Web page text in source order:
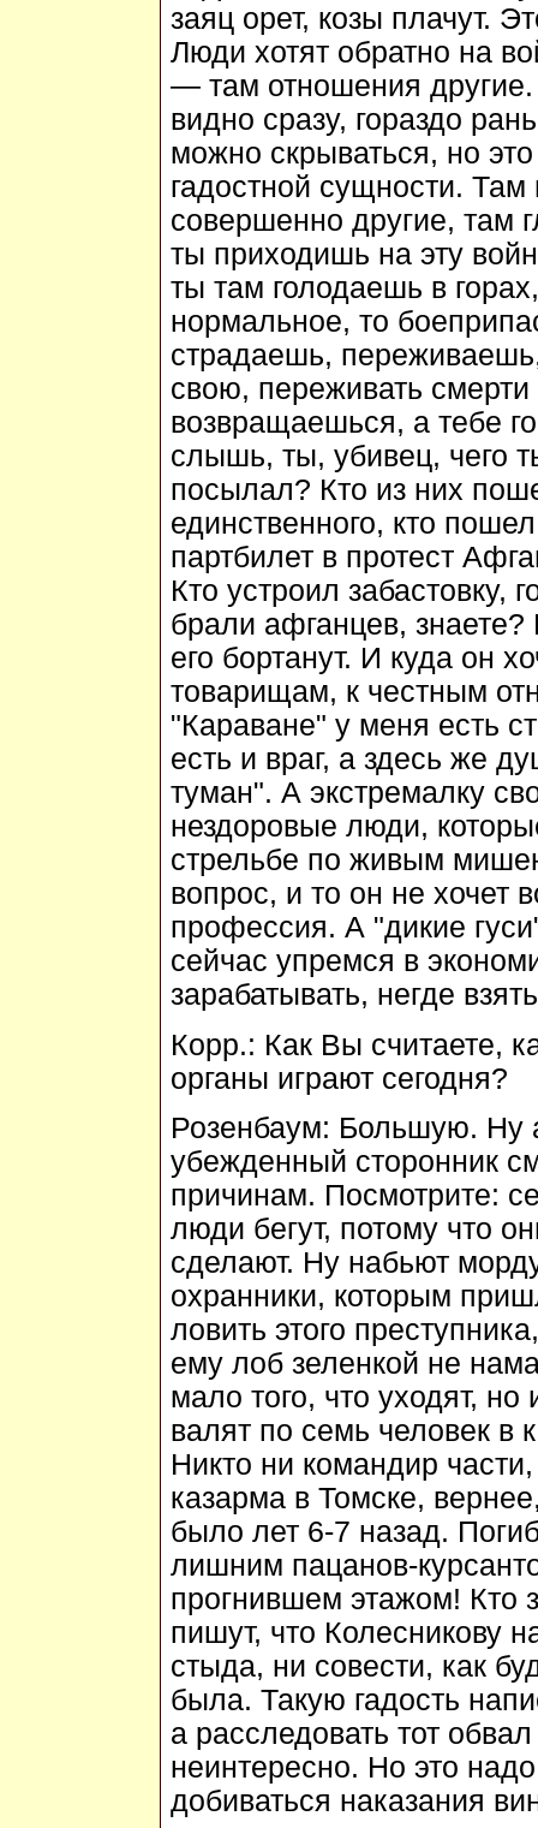
заяц орет, козы плачут.
Люди хотят обратно на
— там отношения
видно сразу, гораздо
можно скрываться, но
гадостной сущности.
совершенно другие, там
ты приходишь на эту
ты там голодаешь в
нормальное, то
страдаешь,
свою, переживать
возвращаешься, а тебе
слышь, ты, убивец, чего
посылал? Кто из них
единственного, кто
партбилет в протест
Кто устроил забастовку,
брали афганцев,
его бортанут. И куда он
товарищам, к честным
"Караване" у меня есть
есть и враг, а здесь же
туман". А экстремалку
нездоровые люди,
стрельбе по живым
вопрос, и то он не хочет
профессия. А "дикие
сейчас упремся в
зарабатывать, негде
Корр.: Как Вы считаете,
органы играют сегодня?
Розенбаум: Большую. Ну
убежденный сторонник
причинам. Посмотрите:
люди бегут, потому что
сделают. Ну набьют
охранники, которым
ловить этого
ему лоб зеленкой не
мало того, что уходят,
валят по семь человек в
Никто ни командир
казарма в Томске,
было лет 6-7 назад.
лишним пацанов-
прогнившем этажом! Кто
пишут, что Колесникову
стыда, ни совести, как
была. Такую гадость
а расследовать тот
неинтересно. Но это
добиваться наказания